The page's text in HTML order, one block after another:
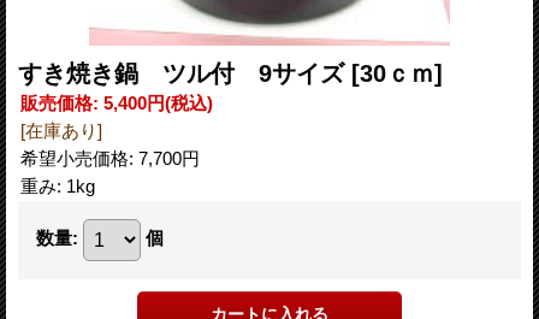
すき焼き鍋 ツル付 9サイズ [30ｃｍ]
販売価格: 5,400円(税込)
[在庫あり]
希望小売価格: 7,700円
重み: 1kg
数量: 個